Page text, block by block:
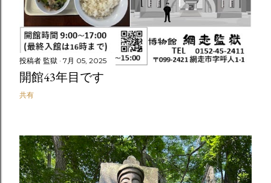
投稿者 監獄 7月 05, 2025
開館43年目です
共有